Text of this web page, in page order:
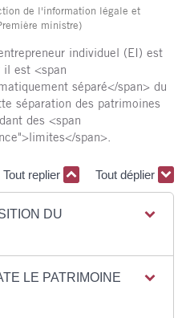
de l'information légale et
ministre)
individuel (EI) est
il est <span
séparé</span> du
séparation des patrimoines
des <span
span>.
Tout replier Tout déplier
DU
LE PATRIMOINE